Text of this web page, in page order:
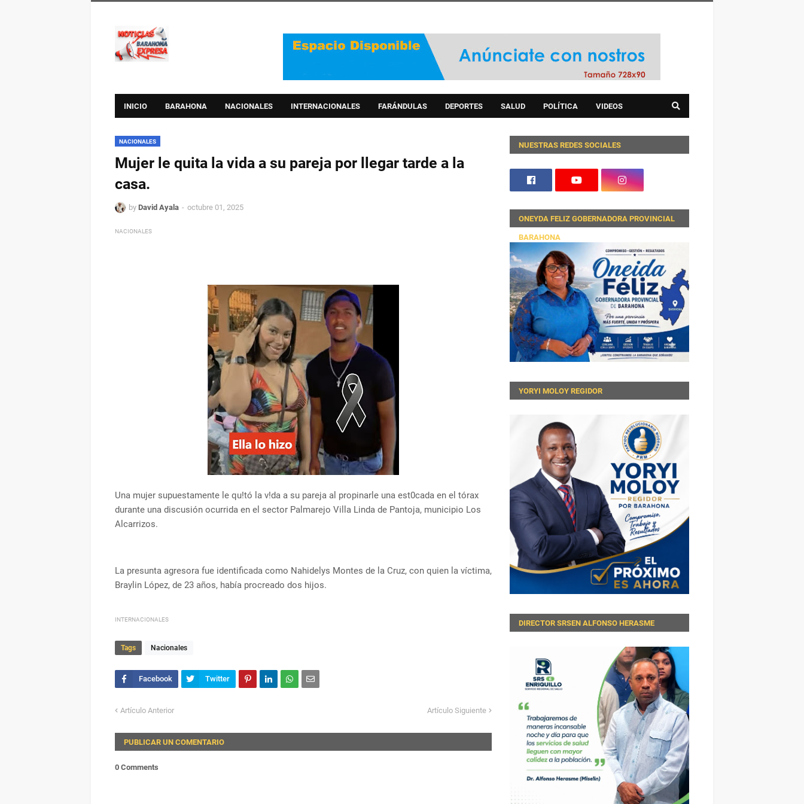
INICIO BARAHONA NACIONALES INTERNACIONALES FARÁNDULAS DEPORTES SALUD POLÍTICA VIDEOS
NACIONALES
Mujer le quita la vida a su pareja por llegar tarde a la
casa.
by David Ayala octubre 01, 2025
NACIONALES
Una mujer supuestamente le qu!tó la v!da a su pareja al propinarle una est0cada en el tórax
durante una discusión ocurrida en el sector Palmarejo Villa Linda de Pantoja, municipio Los
Alcarrizos.
La presunta agresora fue identificada como Nahidelys Montes de la Cruz, con quien la víctima,
Braylin López, de 23 años, había procreado dos hijos.
INTERNACIONALES
Tags Nacionales
Artículo Anterior Artículo Siguiente
PUBLICAR UN COMENTARIO
0 Comments
NUESTRAS REDES SOCIALES
ONEYDA FELIZ GOBERNADORA PROVINCIAL
BARAHONA
YORYI MOLOY REGIDOR
DIRECTOR SRSEN ALFONSO HERASME